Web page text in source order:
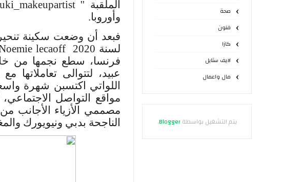
صحة
فنون
كازا
لايف ستايل
مال واعمال
يتم التشغيل بواسطةBlogger
.
الملقبة ''
وأوروبا.
فبعد أن وضعت سكينة
لسنة 2020
lecaoff
فرنسا، سطع نجمها من
عبيد، لتتوالى تعاملاتها
اللواتي اكتسبن شهرة
مواقع التواصل
مصممي الأزياء الأجانب
الناجحة بدبي ونيويورك